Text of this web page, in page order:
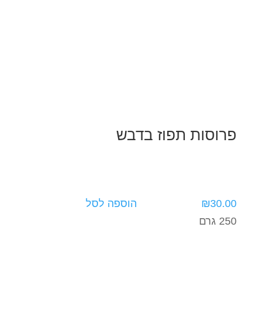
פרוסות תפוז בדבש
₪30.00
הוספה לסל
250 גרם